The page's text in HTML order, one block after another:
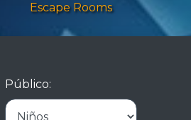
Escape Rooms
Público: